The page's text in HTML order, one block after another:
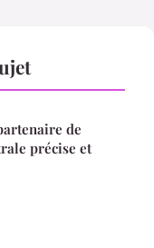
de
précise et